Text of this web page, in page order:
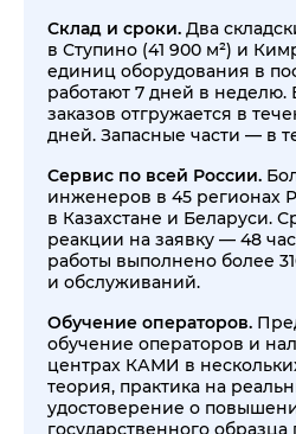
Склад и сроки. Два
в Ступино (41 900 м²) и
единиц оборудования в
работают 7 дней в неделю.
заказов отгружается в
дней. Запасные части — в
Сервис по всей России.
инженеров в 45 регионах
в Казахстане и Беларуси.
реакции на заявку — 48
работы выполнено более
и обслуживаний.
Обучение операторов.
обучение операторов и
центрах КАМИ в
теория, практика на
удостоверение о
государственного образца